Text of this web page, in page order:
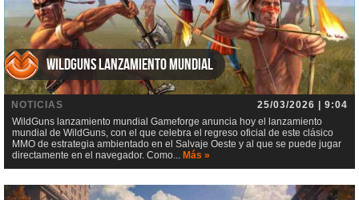
WildGuns lanzamiento mundial
NOTICIAS
25/03/2026 | 9:04
WildGuns lanzamiento mundial Gameforge anuncia hoy el lanzamiento
mundial de WildGuns, con el que celebra el regreso oficial de este clásico
MMO de estrategia ambientado en el Salvaje Oeste y al que se puede jugar
directamente en el navegador. Como... Más »